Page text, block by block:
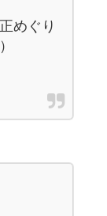
めぐり